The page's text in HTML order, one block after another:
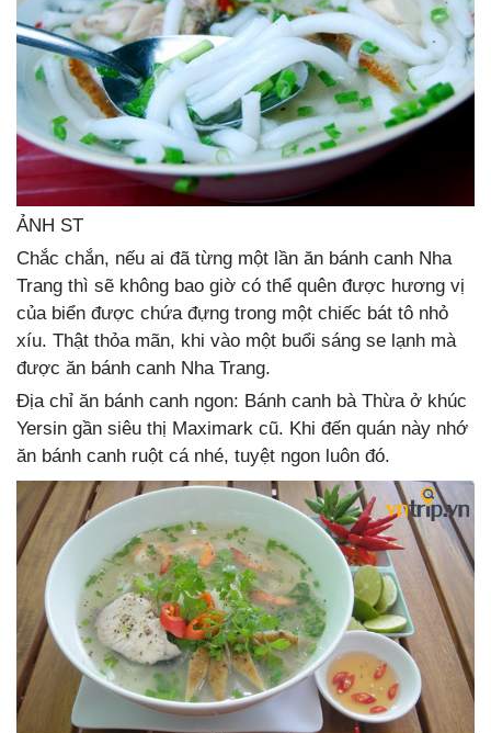
ẢNH ST
Chắc chắn, nếu ai đã từng một lần ăn bánh canh Nha
Trang thì sẽ không bao giờ có thể quên được hương vị
của biển được chứa đựng trong một chiếc bát tô nhỏ
xíu. Thật thỏa mãn, khi vào một buổi sáng se lạnh mà
được ăn bánh canh Nha Trang.
Địa chỉ ăn bánh canh ngon: Bánh canh bà Thừa ở khúc
Yersin gần siêu thị Maximark cũ. Khi đến quán này nhớ
ăn bánh canh ruột cá nhé, tuyệt ngon luôn đó.